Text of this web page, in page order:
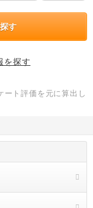
す
を探す
ト評価を元に算出し